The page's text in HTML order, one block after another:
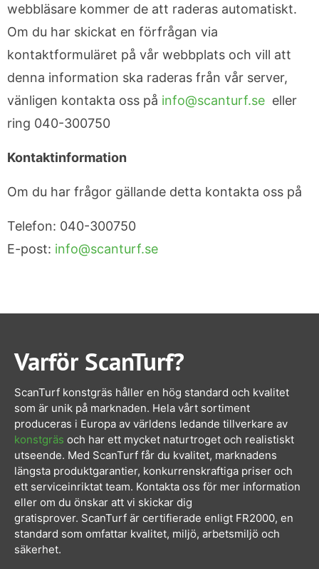
webbläsare kommer de att raderas automatiskt.
Om du har skickat en förfrågan via
kontaktformuläret på vår webbplats och vill att
denna information ska raderas från vår server,
vänligen kontakta oss på info@scanturf.se eller
ring 040-300750
Kontaktinformation
Om du har frågor gällande detta kontakta oss på
Telefon: 040-300750
E-post: info@scanturf.se
Varför ScanTurf?
ScanTurf konstgräs håller en hög standard och kvalitet
som är unik på marknaden. Hela vårt sortiment
produceras i Europa av världens ledande tillverkare av
konstgräs och har ett mycket naturtroget och realistiskt
utseende. Med ScanTurf får du kvalitet, marknadens
längsta produktgarantier, konkurrenskraftiga priser och
ett serviceinriktat team. Kontakta oss för mer information
eller om du önskar att vi skickar dig
gratisprover. ScanTurf är certifierade enligt FR2000, en
standard som omfattar kvalitet, miljö, arbetsmiljö och
säkerhet.